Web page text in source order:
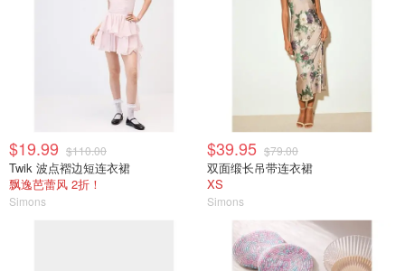
$19.99 $110.00
Twik 波点褶边短连衣裙
飘逸芭蕾风 2折！
Simons
$39.95 $79.00
双面缎长吊带连衣裙
XS
Simons